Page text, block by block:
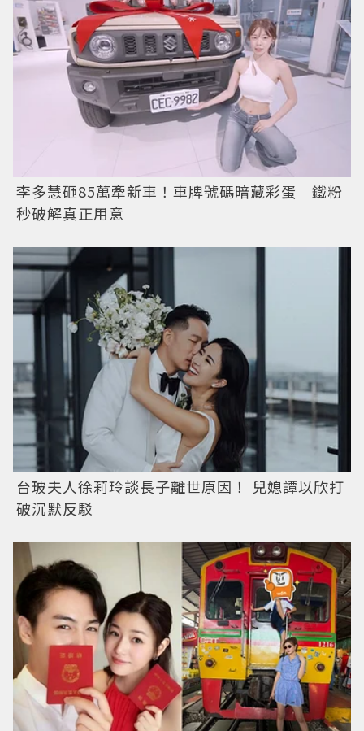
李多慧砸85萬牽新車！車牌號碼暗藏彩蛋 鐵粉
秒破解真正用意
台玻夫人徐莉玲談長子離世原因！ 兒媳譚以欣打
破沉默反駁